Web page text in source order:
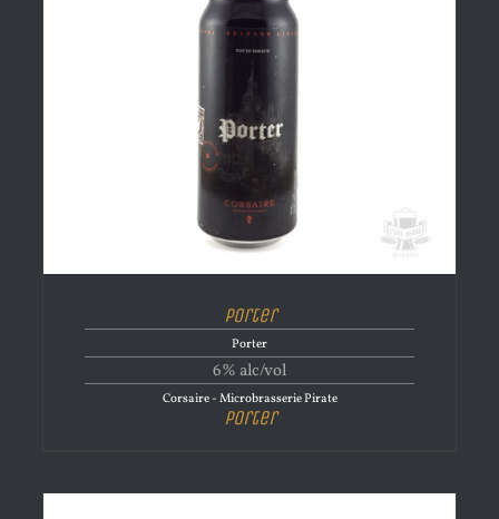
Porter
Porter
6% alc/vol
Corsaire - Microbrasserie Pirate
Porter